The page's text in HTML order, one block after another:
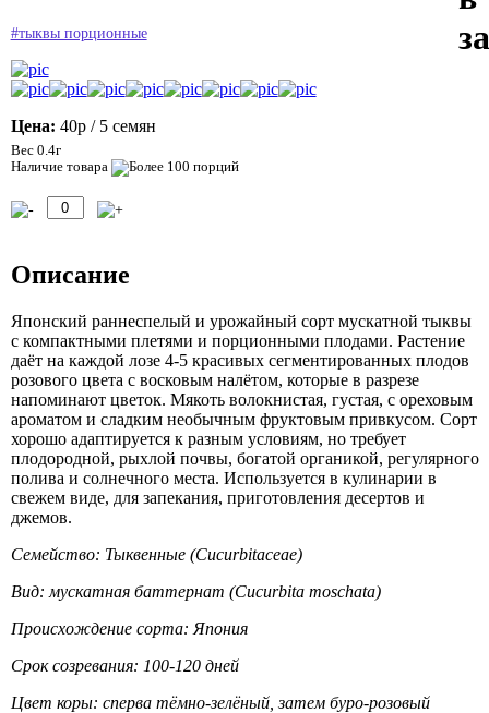
#тыквы порционные
Цена: 40р / 5 семян
Вес 0.4г
Наличие товара
Описание
Японский раннеспелый и урожайный сорт мускатной тыквы
с компактными плетями и порционными плодами. Растение
даёт на каждой лозе 4-5 красивых сегментированных плодов
розового цвета с восковым налётом, которые в разрезе
напоминают цветок. Мякоть волокнистая, густая, с ореховым
ароматом и сладким необычным фруктовым привкусом. Сорт
хорошо адаптируется к разным условиям, но требует
плодородной, рыхлой почвы, богатой органикой, регулярного
полива и солнечного места. Используется в кулинарии в
свежем виде, для запекания, приготовления десертов и
джемов.
Семейство: Тыквенные (Cucurbitaceae)
Вид: мускатная баттернат (Cucurbita moschata)
Происхождение сорта: Япония
Срок созревания: 100-120 дней
Цвет коры: сперва тёмно-зелёный, затем буро-розовый